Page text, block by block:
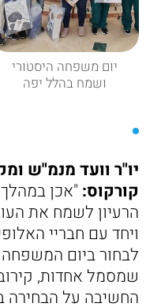
יום משפחה היסטורי
ושמח בהלל יפה
יו"ר וועד מנמ"ש
קורקוס: "אכן
הרעיון לשמח את
ויחד עם חבריי
לבחור ביום
שמסמל אחדות,
החשיבה על הבחירה